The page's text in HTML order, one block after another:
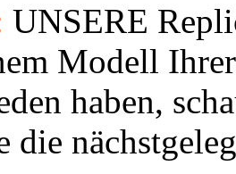
UNSERE
Modell
haben,
die